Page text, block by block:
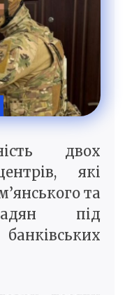
двох
які
та
під